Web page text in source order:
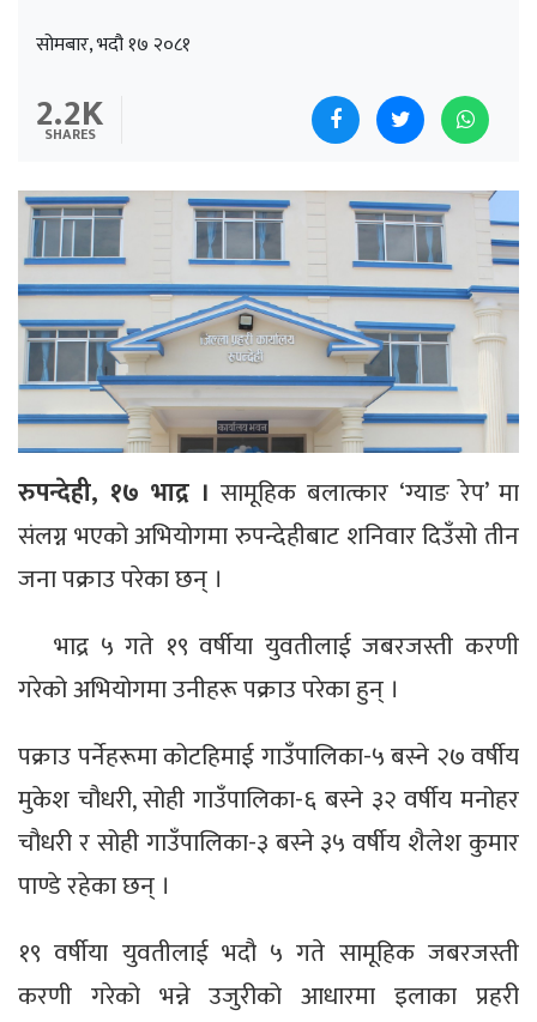
सोमबार, भदौ १७ २०८१
2.2K
SHARES
रुपन्देही, १७ भाद्र । सामूहिक बलात्कार ‘ग्याङ रेप’ मा
संलग्न भएको अभियोगमा रुपन्देहीबाट शनिवार दिउँसो तीन
जना पक्राउ परेका छन् ।
भाद्र ५ गते १९ वर्षीया युवतीलाई जबरजस्ती करणी
गरेको अभियोगमा उनीहरू पक्राउ परेका हुन् ।
पक्राउ पर्नेहरूमा कोटहिमाई गाउँपालिका-५ बस्ने २७ वर्षीय
मुकेश चौधरी, सोही गाउँपालिका-६ बस्ने ३२ वर्षीय मनोहर
चौधरी र सोही गाउँपालिका-३ बस्ने ३५ वर्षीय शैलेश कुमार
पाण्डे रहेका छन् ।
१९ वर्षीया युवतीलाई भदौ ५ गते सामूहिक जबरजस्ती
करणी गरेको भन्ने उजुरीको आधारमा इलाका प्रहरी